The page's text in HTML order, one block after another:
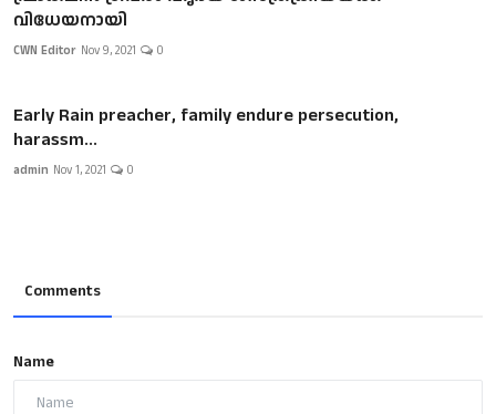
വിധേയനായി
CWN Editor Nov 9, 2021 0
Early Rain preacher, family endure persecution,
harassm...
admin Nov 1, 2021 0
Comments
Name